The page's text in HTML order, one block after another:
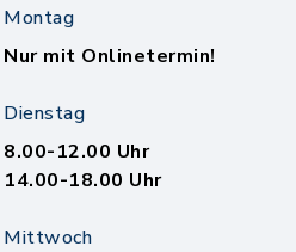
Montag
Nur mit Onlinetermin!
Dienstag
8.00-12.00 Uhr
14.00-18.00 Uhr
Mittwoch